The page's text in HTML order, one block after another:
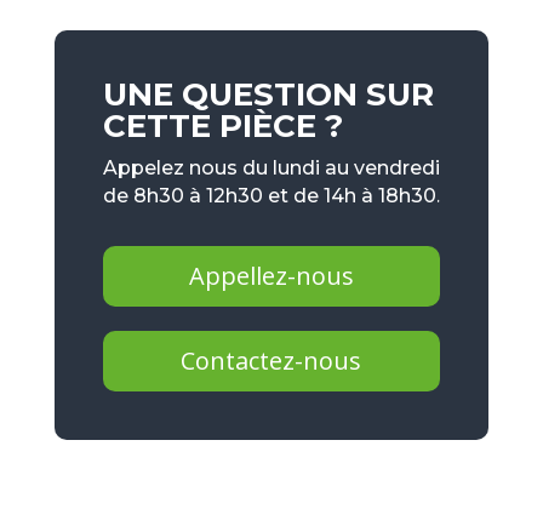
UNE QUESTION SUR
CETTE PIÈCE ?
Appelez nous du lundi au vendredi
de 8h30 à 12h30 et de 14h à 18h30.
Appellez-nous
Contactez-nous